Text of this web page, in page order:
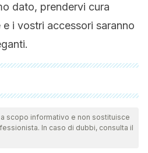
dato, prendervi cura
e i vostri accessori saranno
esaminate a fondo dal nostro
l'affidabilità, l'attualità e la
articolo è stata considerata
scopo informativo e non sostituisce
In caso di dubbi, consulta il